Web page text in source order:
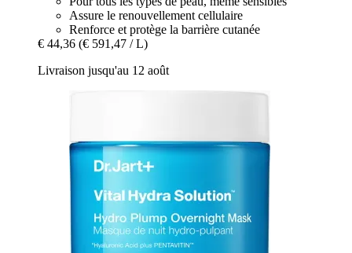
Assure le renouvellement cellulaire
Renforce et protège la barrière cutanée
€ 44,36 (€ 591,47 / L)
Livraison jusqu'au 12 août